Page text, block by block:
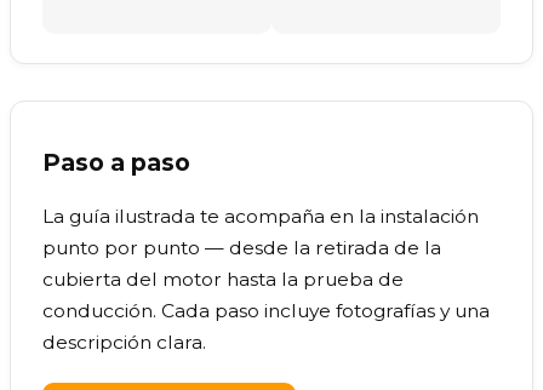
Paso a paso
La guía ilustrada te acompaña en la instalación
punto por punto — desde la retirada de la
cubierta del motor hasta la prueba de
conducción. Cada paso incluye fotografías y una
descripción clara.